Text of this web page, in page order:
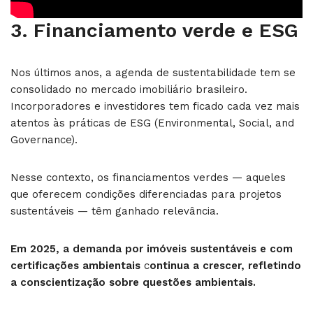
3. Financiamento verde e ESG
Nos últimos anos, a agenda de sustentabilidade tem se
consolidado no mercado imobiliário brasileiro.
Incorporadores e investidores tem ficado cada vez mais
atentos às práticas de ESG (Environmental, Social, and
Governance).
Nesse contexto, os financiamentos verdes — aqueles
que oferecem condições diferenciadas para projetos
sustentáveis — têm ganhado relevância.
Em 2025, a demanda por imóveis sustentáveis e com
certificações ambientais continua a crescer, refletindo
a conscientização sobre questões ambientais.